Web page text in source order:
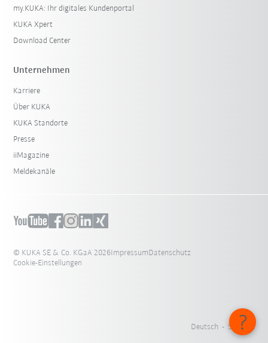
my.KUKA: Ihr digitales Kundenportal
KUKA Xpert
Download Center
Unternehmen
Karriere
Über KUKA
KUKA Standorte
Presse
iiMagazine
Meldekanäle
© KUKA SE & Co. KGaA 2026ImpressumDatenschutz
Cookie-Einstellungen
Deutsch - Schweiz